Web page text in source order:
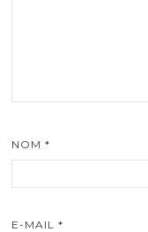
NOM*
E-MAIL*